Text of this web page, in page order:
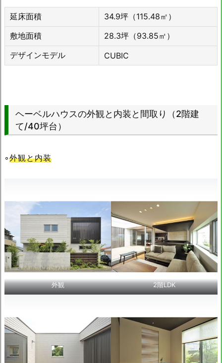
延床面積
34.9坪（115.48㎡）
敷地面積
28.3坪（93.85㎡）
デザインモデル
CUBIC
ヘーベルハウスの外観と内装と間取り（2階建
て/40坪台）
◦外観と内装
外観 2階LDK